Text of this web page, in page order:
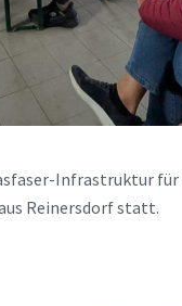
Infrastruktur
Reinersdorf statt.